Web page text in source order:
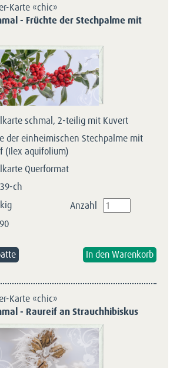
Karte «chic»
- Früchte der Stechpalme mit
schmal, 2-teilig mit Kuvert
der einheimischen Stechpalme mit
(Ilex aquifolium)
Querformat
ch
Anzahl
Karte «chic»
- Raureif an Strauchhibiskus